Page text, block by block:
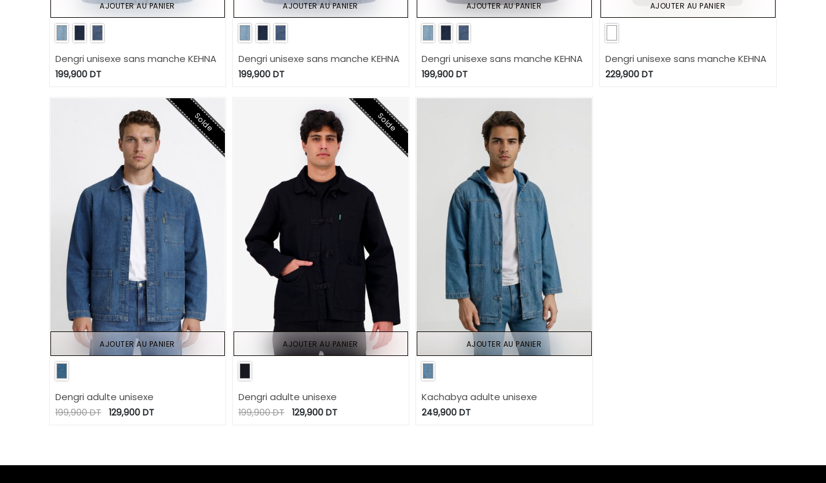
Dengri unisexe sans manche KEHNA
199,900DT
AJOUTER AU PANIER
Dengri unisexe sans manche KEHNA
199,900DT
AJOUTER AU PANIER
Dengri unisexe sans manche KEHNA
199,900DT
AJOUTER AU PANIER
Dengri unisexe sans manche KEHNA
229,900DT
AJOUTER AU PANIER
Solde
Dengri adulte unisexe
199,900DT 129,900DT
AJOUTER AU PANIER
Solde
Dengri adulte unisexe
199,900DT 129,900DT
AJOUTER AU PANIER
Kachabya adulte unisexe
249,900DT
AJOUTER AU PANIER